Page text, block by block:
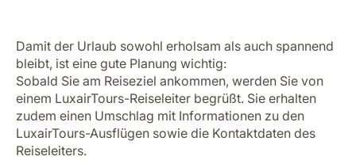
Damit der Urlaub sowohl erholsam als auch spannend
bleibt, ist eine gute Planung wichtig:
Sobald Sie am Reiseziel ankommen, werden Sie von
einem LuxairTours-Reiseleiter begrüßt. Sie erhalten
zudem einen Umschlag mit Informationen zu den
LuxairTours-Ausflügen sowie die Kontaktdaten des
Reiseleiters.